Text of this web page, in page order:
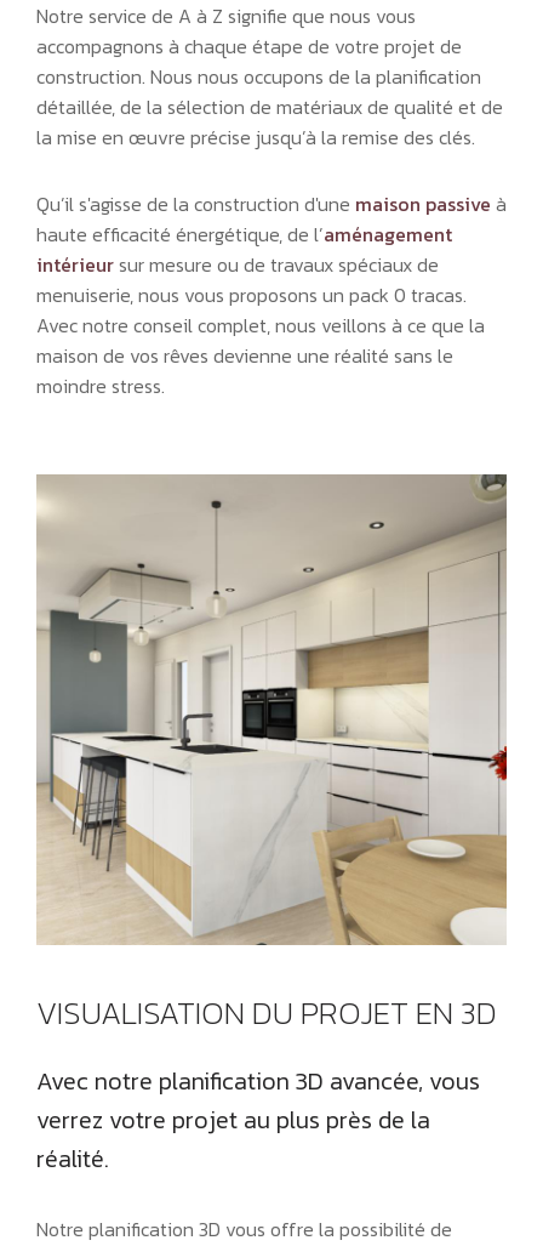
Notre service de A à Z signifie que nous vous
accompagnons à chaque étape de votre projet de
construction. Nous nous occupons de la planification
détaillée, de la sélection de matériaux de qualité et de
la mise en œuvre précise jusqu’à la remise des clés.
Qu’il s'agisse de la construction d'une maison passive à
haute efficacité énergétique, de l’aménagement
intérieursur mesure ou de travaux spéciaux de
menuiserie, nous vous proposons un pack 0 tracas.
Avec notre conseil complet, nous veillons à ce que la
maison de vos rêves devienne une réalité sans le
moindre stress.
VISUALISATION DU PROJET EN 3D
Avec notre planification 3D avancée, vous
verrez votre projet au plus près de la
réalité.
Notre planification 3D vous offre la possibilité de